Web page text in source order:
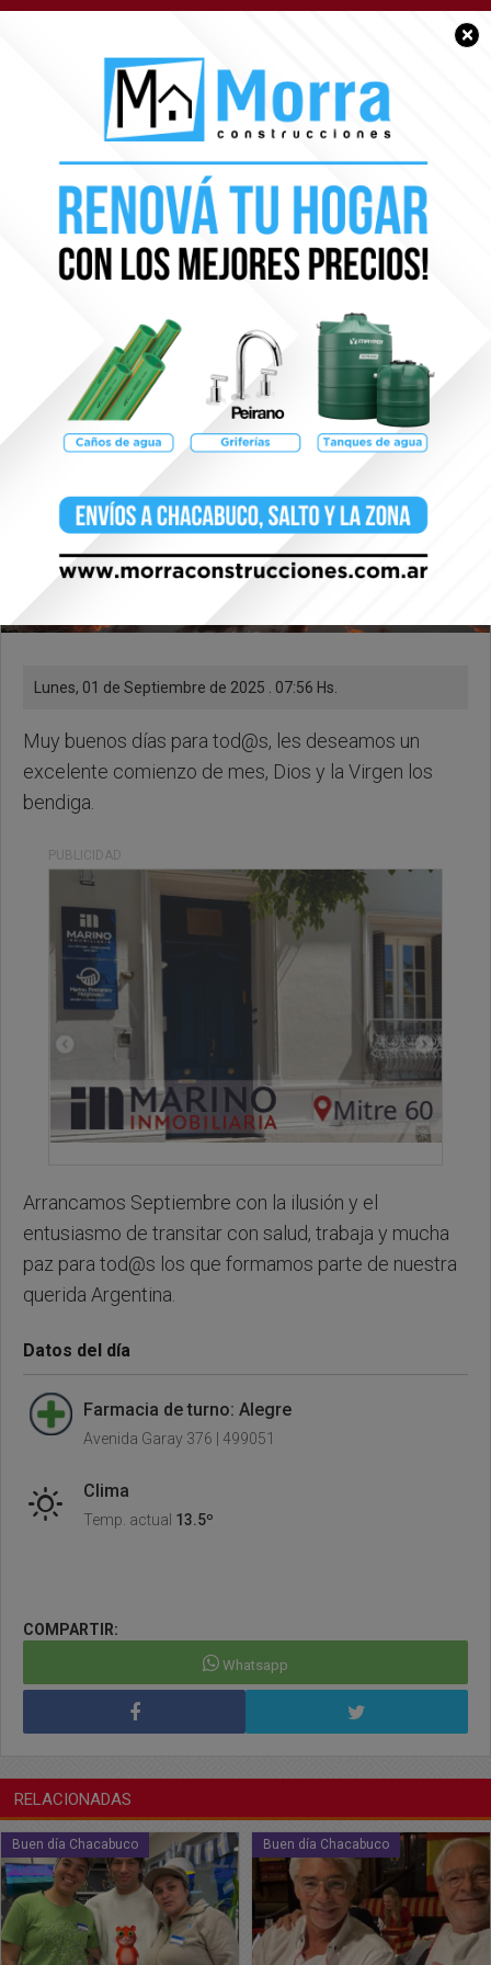
×
BUEN DÍA CHACABUCO
Muy feliz comienzo de
mes para tod@s
Lunes, 01 de Septiembre de 2025 . 07:56 Hs.
Muy buenos días para tod@s, les deseamos un
excelente comienzo de mes, Dios y la Virgen los
bendiga.
PUBLICIDAD
Arrancamos Septiembre con la ilusión y el
entusiasmo de transitar con salud, trabaja y mucha
paz para tod@s los que formamos parte de nuestra
querida Argentina.
Datos del día
Farmacia de turno: Alegre
Avenida Garay 376 | 499051
Clima
Temp. actual 13.5º
COMPARTIR:
Whatsapp
RELACIONADAS
Buen día Chacabuco Buen día Chacabuco